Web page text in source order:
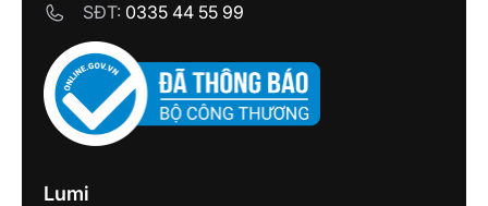
SĐT: 0335 44 55 99
Lumi